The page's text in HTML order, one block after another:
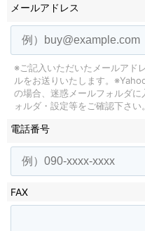
メールアドレス
※ご記入いただいたメールアド
ルをお送りいたします。
の場合、迷惑メールフォルダに
ォルダ・設定等をご確認下さい。
電話番号
FAX